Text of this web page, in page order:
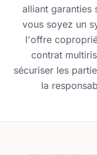
alliant garanties
vous soyez un
l'offre
contrat
sécuriser les
la